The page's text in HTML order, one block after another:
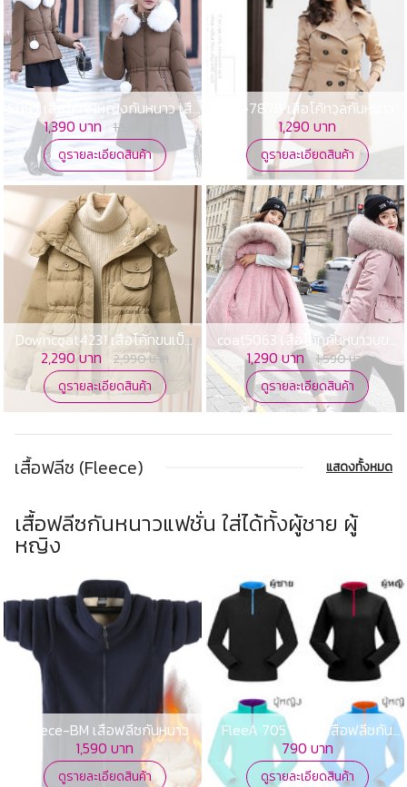
5095 เสื้อโค้ทผู้หญิงกันหนาว เสื้อ
กันหนาว
1,390 บาท
1,590 บาท
ดูรายละเอียดสินค้า
WB-7878 เสื้อโค้ทวูลกันหนาว
1,290 บาท
ดูรายละเอียดสินค้า
Downcoat4231 เสื้อโค้ทขนเป็ด
เสื้อกันหนาวขนเป็ด
2,290 บาท
2,990 บาท
ดูรายละเอียดสินค้า
coat5063 เสื้อโค้ทกันหนาวบุขน
กำมะหยี่ด้านใน กันหนาวกันลม
ถอดเฟอร์ได้
1,290 บาท
1,590 บาท
ดูรายละเอียดสินค้า
เสื้อฟลีซ (Fleece) แสดงทั้งหมด
เสื้อฟลีซกันหนาวแฟชั่น ใส่ได้ทั้งผู้ชาย ผู้
หญิง
Fleece-BM เสื้อฟลีซกันหนาว
1,590 บาท
ดูรายละเอียดสินค้า
FleeA 705 Mens เสื้อฟลีซกัน
หนาว
790 บาท
ดูรายละเอียดสินค้า